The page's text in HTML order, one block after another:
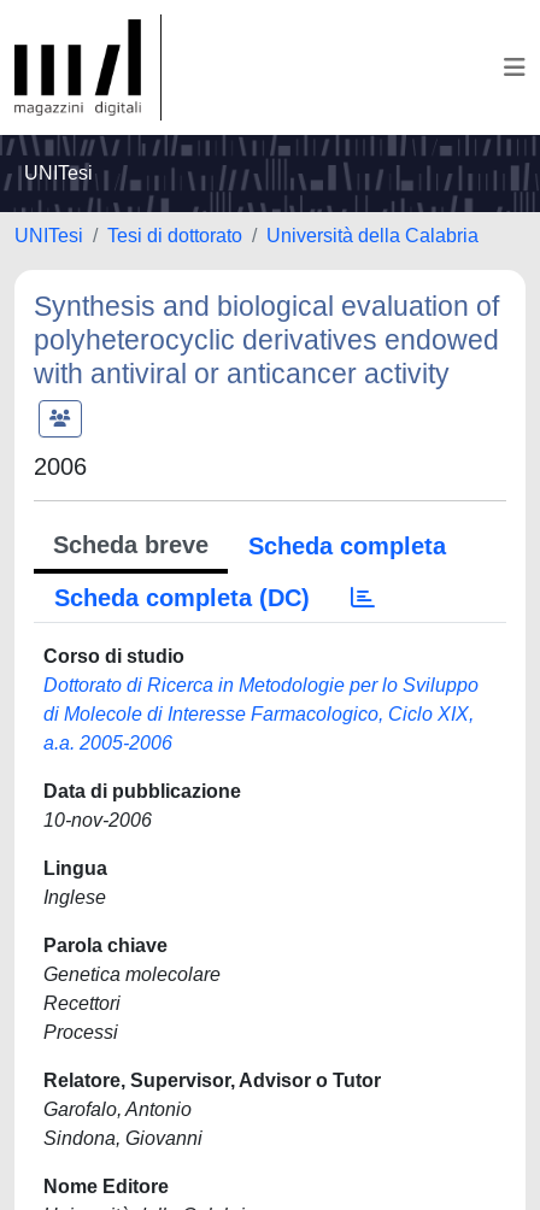
UNITesi
UNITesi Tesi di dottorato Università della Calabria
Synthesis and biological evaluation of
polyheterocyclic derivatives endowed
with antiviral or anticancer activity
2006
Scheda breve
Scheda completa
Scheda completa (DC)
Corso di studio
Dottorato di Ricerca in Metodologie per lo Sviluppo
di Molecole di Interesse Farmacologico, Ciclo XIX,
a.a. 2005-2006
Data di pubblicazione
10-nov-2006
Lingua
Inglese
Parola chiave
Genetica molecolare
Recettori
Processi
Relatore, Supervisor, Advisor o Tutor
Garofalo, Antonio
Sindona, Giovanni
Nome Editore